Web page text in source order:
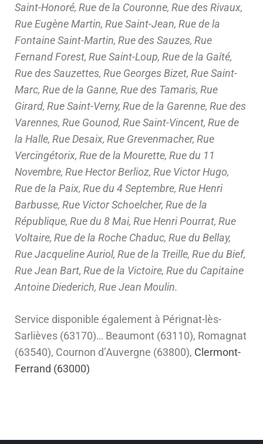
Saint-Honoré, Rue de la Couronne, Rue des Rivaux,
Rue Eugène Martin, Rue Saint-Jean, Rue de la
Fontaine Saint-Martin, Rue des Sauzes, Rue
Fernand Forest, Rue Saint-Loup, Rue de la Gaîté,
Rue des Sauzettes, Rue Georges Bizet, Rue Saint-
Marc, Rue de la Ganne, Rue des Tamaris, Rue
Girard, Rue Saint-Verny, Rue de la Garenne, Rue des
Varennes, Rue Gounod, Rue Saint-Vincent, Rue de
la Halle, Rue Desaix, Rue Grevenmacher, Rue
Vercingétorix, Rue de la Mourette, Rue du 11
Novembre, Rue Hector Berlioz, Rue Victor Hugo,
Rue de la Paix, Rue du 4 Septembre, Rue Henri
Barbusse, Rue Victor Schoelcher, Rue de la
République, Rue du 8 Mai, Rue Henri Pourrat, Rue
Voltaire, Rue de la Roche Chaduc, Rue du Bellay,
Rue Jacqueline Auriol, Rue de la Treille, Rue du Bief,
Rue Jean Bart, Rue de la Victoire, Rue du Capitaine
Antoine Diederich, Rue Jean Moulin.
Service disponible également à Pérignat-lès-
Sarlièves (63170)… Beaumont (63110), Romagnat
(63540), Cournon d’Auvergne (63800), Clermont-
Ferrand (63000)